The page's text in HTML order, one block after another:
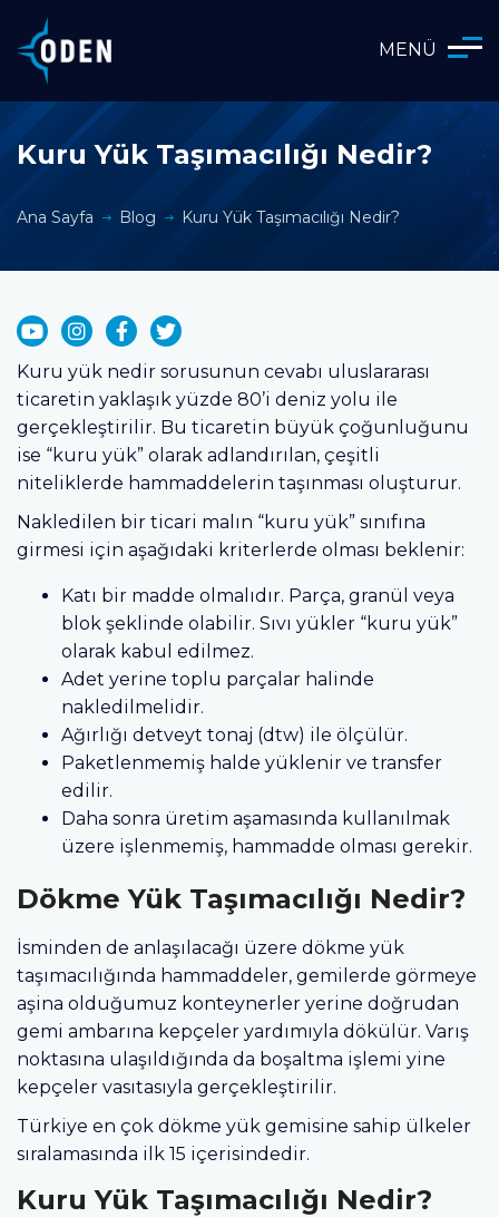
MENÜ
Kuru Yük Taşımacılığı Nedir?
Ana Sayfa Blog Kuru Yük Taşımacılığı Nedir?
Kuru yük nedir sorusunun cevabı uluslararası
ticaretin yaklaşık yüzde 80’i deniz yolu ile
gerçekleştirilir. Bu ticaretin büyük çoğunluğunu
ise “kuru yük” olarak adlandırılan, çeşitli
niteliklerde hammaddelerin taşınması oluşturur.
Nakledilen bir ticari malın “kuru yük” sınıfına
girmesi için aşağıdaki kriterlerde olması beklenir:
Katı bir madde olmalıdır. Parça, granül veya
blok şeklinde olabilir. Sıvı yükler “kuru yük”
olarak kabul edilmez.
Adet yerine toplu parçalar halinde
nakledilmelidir.
Ağırlığı detveyt tonaj (dtw) ile ölçülür.
Paketlenmemiş halde yüklenir ve transfer
edilir.
Daha sonra üretim aşamasında kullanılmak
üzere işlenmemiş, hammadde olması gerekir.
Dökme Yük Taşımacılığı Nedir?
İsminden de anlaşılacağı üzere dökme yük
taşımacılığında hammaddeler, gemilerde görmeye
aşina olduğumuz konteynerler yerine doğrudan
gemi ambarına kepçeler yardımıyla dökülür. Varış
noktasına ulaşıldığında da boşaltma işlemi yine
kepçeler vasıtasıyla gerçekleştirilir.
Türkiye en çok dökme yük gemisine sahip ülkeler
sıralamasında ilk 15 içerisindedir.
Kuru Yük Taşımacılığı Nedir?